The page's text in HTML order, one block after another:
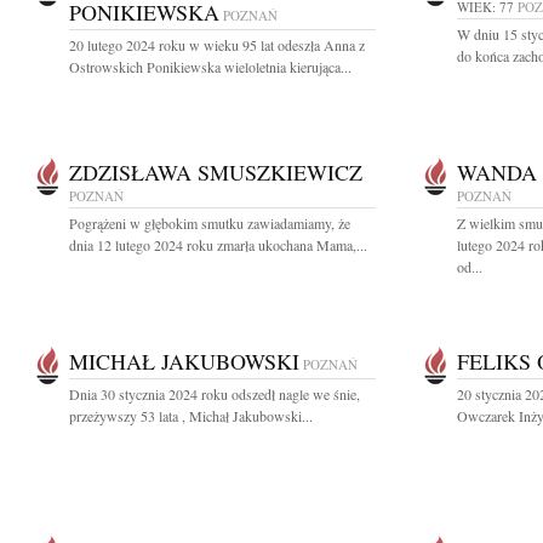
PONIKIEWSKA POZNAŃ
20 lutego 2024 roku w wieku 95 lat odeszła Anna z
Ostrowskich Ponikiewska wieloletnia kierująca...
WIEK: 77
W dniu 15
do końca
ZDZISŁAWA SMUSZKIEWICZ
POZNAŃ
Pogrążeni w głębokim smutku zawiadamiamy, że
dnia 12 lutego 2024 roku zmarła ukochana Mama,...
WANDA
POZNAŃ
Z wielkim
lutego 2024
od...
MICHAŁ JAKUBOWSKI POZNAŃ
Dnia 30 stycznia 2024 roku odszedł nagle we śnie,
przeżywszy 53 lata , Michał Jakubowski...
FELIKS
20 stycznia
Owczarek